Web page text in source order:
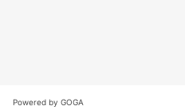
Powered by GOGA